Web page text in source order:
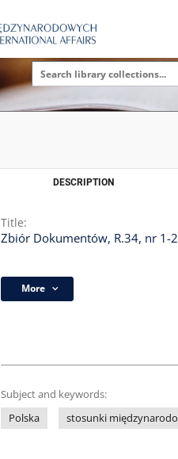
DESCRIPTION
Title:
Zbiór Dokumentów, R.34, nr 1-
More
Subject and keywords:
Polska
stosunki